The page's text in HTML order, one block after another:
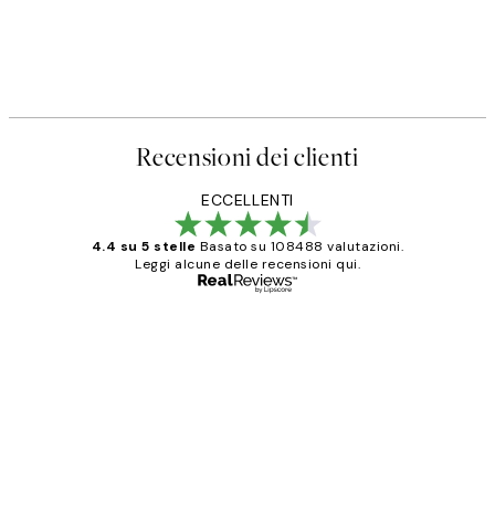
Recensioni dei clienti
ECCELLENTI
4.4 su 5 stelle Basato su 108488 valutazioni.
Leggi alcune delle recensioni qui.